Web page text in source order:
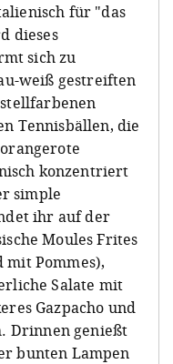
für "das
dieses
sich zu
weiß gestreiften
Tennisbällen, die
konzentriert
simple
ihr auf der
Moules Frites
mit Pommes),
Salate mit
Gazpacho und
Drinnen genießt
bunten Lampen